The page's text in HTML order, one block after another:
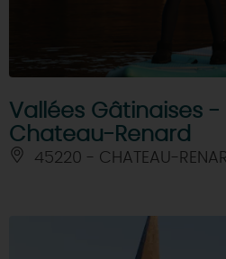
Vallées Gâtinaises -
Chateau-Renard
45220 - CHATEAU-